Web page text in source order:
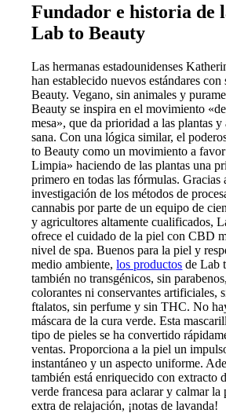
Fundador e historia de
Lab to Beauty
Las hermanas estadounidenses
han establecido nuevos estándares
Beauty. Vegano, sin animales y
Beauty se inspira en el movimiento
mesa», que da prioridad a las plantas
sana. Con una lógica similar, el
to Beauty como un movimiento a
Limpia» haciendo de las plantas una
primero en todas las fórmulas. Gracias
investigación de los métodos de
cannabis por parte de un equipo de
y agricultores altamente cualificados,
ofrece el cuidado de la piel con CBD
nivel de spa. Buenos para la piel y
medio ambiente,los productos de Lab
también no transgénicos, sin
colorantes ni conservantes artificiales,
ftalatos, sin perfume y sin THC. No
máscara de la cura verde. Esta
tipo de pieles se ha convertido
ventas. Proporciona a la piel un
instantáneo y un aspecto uniforme.
también está enriquecido con extracto
verde francesa para aclarar y calmar la
extra de relajación, ¡notas de lavanda!